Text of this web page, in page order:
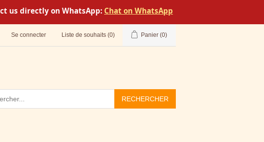
us directly on WhatsApp: Chat on WhatsApp
Se connecter Liste de souhaits (0) Panier (0)
RECHERCHER